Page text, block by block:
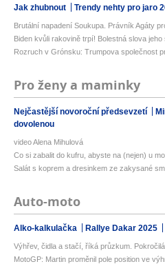
Jak zhubnout Trendy nehty pro jaro
Brutální napadení Soukupa. Právník Agáty
Biden kvůli rakovině trpí! Bolestná slova jeho
Rozruch v Grónsku: Trumpova společnost
Pro ženy a maminky
Nejčastější novoroční předsevzetí
dovolenou
video Alena Mihulová
Co si zabalit do kufru, abyste na (nejen) u
Salát s koprem a dresinkem ze zakysané
Auto-moto
Alko-kalkulačka Rallye Dakar 2025
Výhřev, čidla a stačí, říká průzkum. Pokročilá
MotoGP: Martin proměnil pole position ve